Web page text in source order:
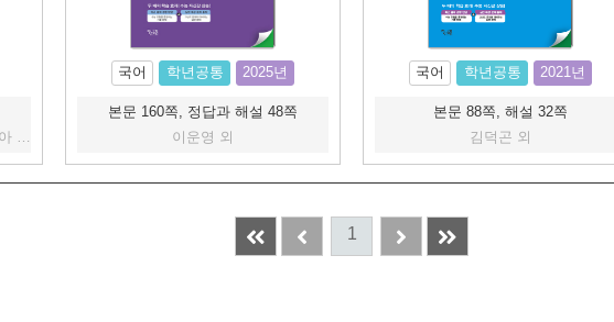
국어 학년공통 2025년
본문 160쪽, 정답과 해설 48쪽
이운영 외
국어 학년공통 2021년
본문 88쪽, 해설 32쪽
김덕곤 외
1